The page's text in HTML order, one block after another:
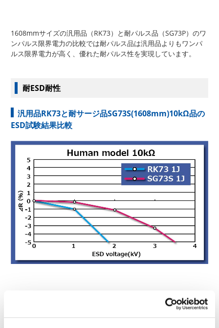
1608mmサイズの汎用品（RK73）と耐パルス品（SG73P）のワ
ンパルス限界電力の比較では耐パルス品は汎用品よりもワンパ
ルス限界電力が高く、優れた耐パルス性を実現しています。
耐ESD耐性
汎用品RK73と耐サージ品SG73S(1608mm)10kΩ品の
ESD試験結果比較